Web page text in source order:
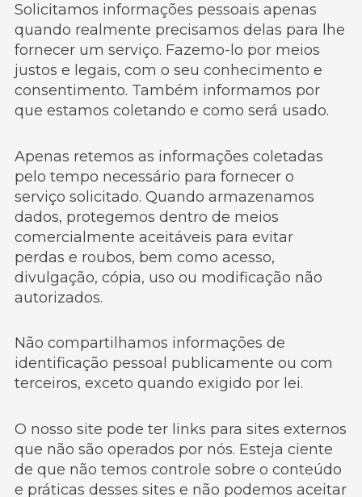
Solicitamos informações pessoais apenas
quando realmente precisamos delas para lhe
fornecer um serviço. Fazemo-lo por meios
justos e legais, com o seu conhecimento e
consentimento. Também informamos por
que estamos coletando e como será usado.
Apenas retemos as informações coletadas
pelo tempo necessário para fornecer o
serviço solicitado. Quando armazenamos
dados, protegemos dentro de meios
comercialmente aceitáveis ​​para evitar
perdas e roubos, bem como acesso,
divulgação, cópia, uso ou modificação não
autorizados.
Não compartilhamos informações de
identificação pessoal publicamente ou com
terceiros, exceto quando exigido por lei.
O nosso site pode ter links para sites externos
que não são operados por nós. Esteja ciente
de que não temos controle sobre o conteúdo
e práticas desses sites e não podemos aceitar